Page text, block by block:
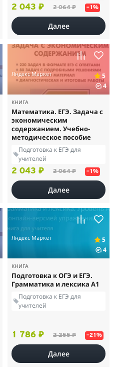
2 043 ₽ 2 064 ₽ –1%
Далее
Яндекс Маркет
5
4
КНИГА
Математика. ЕГЭ. Задача с
экономическим
содержанием. Учебно-
методическое пособие
Подготовка к ЕГЭ для
учителей
2 043 ₽ 2 064 ₽ –1%
Далее
Яндекс Маркет
5
4
КНИГА
Подготовка к ОГЭ и ЕГЭ.
Грамматика и лексика A1
Подготовка к ЕГЭ для
учителей
1 786 ₽ 2 255 ₽ –21%
Далее